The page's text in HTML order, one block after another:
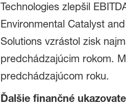
Technologies zlepšil
Environmental Catalyst
Solutions vzrástol zisk
predchádzajúcim rokom.
predchádzajúcom roku.
Ďalšie finančné